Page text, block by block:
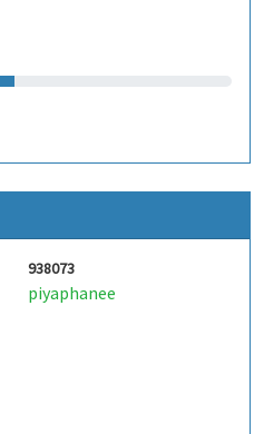
938073
piyaphanee